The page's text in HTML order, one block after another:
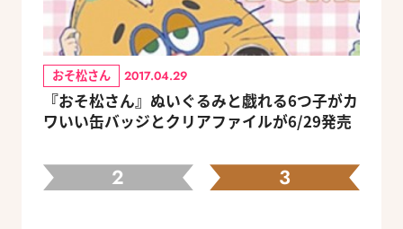
おそ松さん 2017.04.29
『おそ松さん』ぬいぐるみと戯れる6つ子がカ
ワいい缶バッジとクリアファイルが6/29発売
2 3